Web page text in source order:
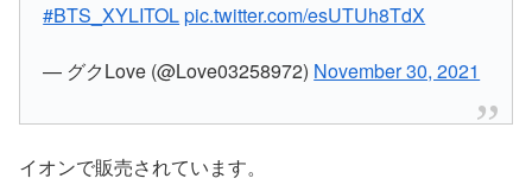
#BTS_XYLITOLpic.twitter.com/esUTUh8TdX
— グクLove (@Love03258972) November 30, 2021
イオンで販売されています。